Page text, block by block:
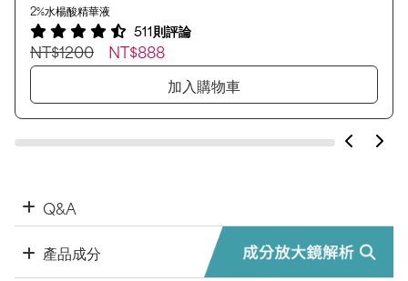
2%水楊酸精華液
511則評論
NT$1200
NT$888
加入購物車
Q&A
產品成分